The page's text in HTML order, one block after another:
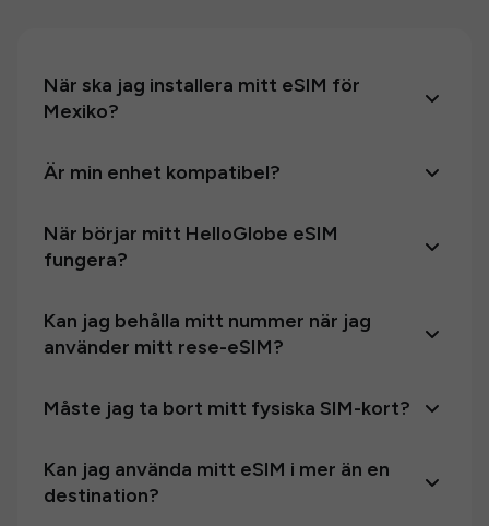
När ska jag installera mitt eSIM för
Mexiko?
Är min enhet kompatibel?
När börjar mitt HelloGlobe eSIM
fungera?
Kan jag behålla mitt nummer när jag
använder mitt rese-eSIM?
Måste jag ta bort mitt fysiska SIM-kort?
Kan jag använda mitt eSIM i mer än en
destination?